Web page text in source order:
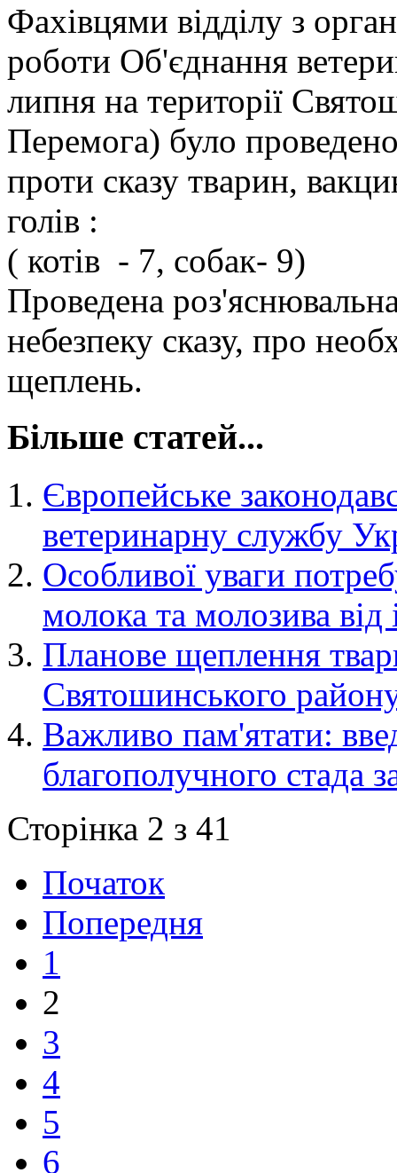
Фахівцями відділу з
роботи Об'єднання
липня на території
Перемога) було
проти сказу тварин,
голів :
( котів - 7, собак- 9)
Проведена
небезпеку сказу, про
щеплень.
Більше статей...
Європейське
ветеринарну службу
Особливої уваги
молока та молозива від
Планове щеплення
Святошинського
Важливо пам'ятати:
благополучного стада
Сторінка 2 з 41
Початок
Попередня
1
2
3
4
5
6